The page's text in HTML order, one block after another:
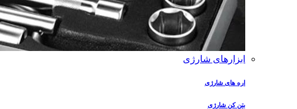
ابزارهای شارژی
اره های شارژی
بتن کن شارژی